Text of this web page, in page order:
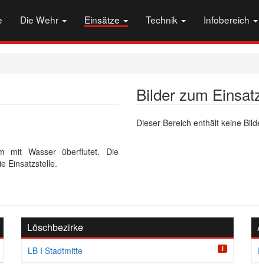
Die Wehr Einsätze Technik Infobereich
mit Wasser überflutet. Die
Einsatzstelle.
Bilder zum
Dieser Bereich enthält keine
Löschbezirke
LB I Stadtmitte I